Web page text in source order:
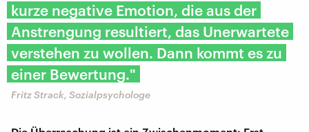
kurze negative Emotion, die aus der
Anstrengung resultiert, das Unerwartete
verstehen zu wollen. Dann kommt es zu
einer Bewertung."
Fritz Strack, Sozialpsychologe